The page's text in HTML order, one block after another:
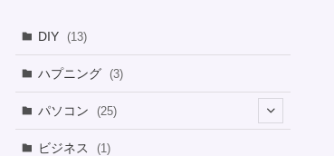
ー
DIY (13)
ハプニング (3)
パソコン (25)
(8)
ビジネス (1)